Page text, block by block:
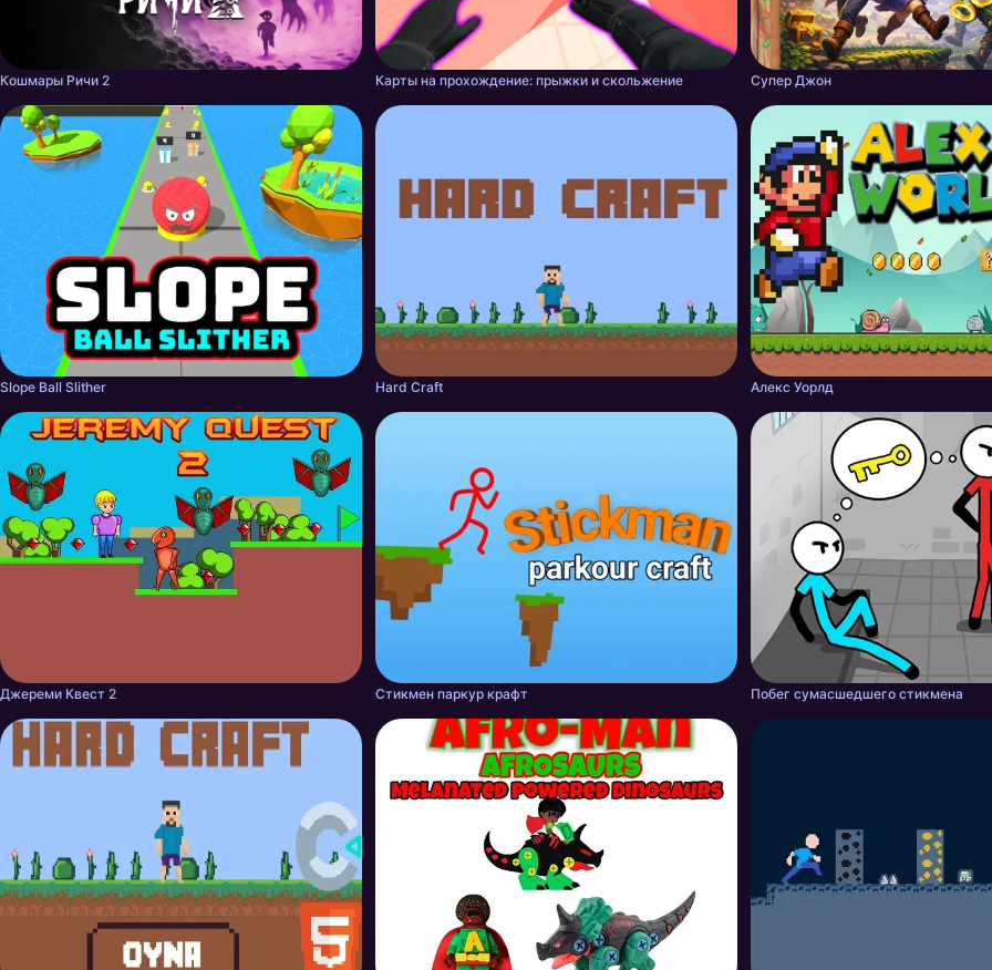
Кошмары Ричи 2 Карты на прохождение: прыжки и скольжение Супер Джон
Slope Ball Slither Hard Craft Алекс Уорлд
Джереми Квест 2 Стикмен паркур крафт Побег сумасшедшего стикмена